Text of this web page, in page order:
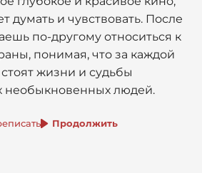
думать и чувствовать. После
по-другому относиться к
понимая, что за каждой
жизни и судьбы
необыкновенных людей.
Продолжить